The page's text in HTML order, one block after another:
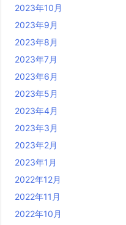
2023年10月
2023年9月
2023年8月
2023年7月
2023年6月
2023年5月
2023年4月
2023年3月
2023年2月
2023年1月
2022年12月
2022年11月
2022年10月